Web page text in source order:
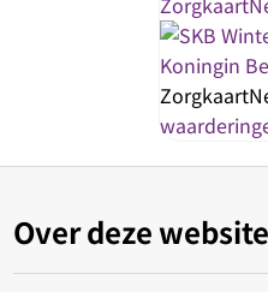
Koningin
Over deze website